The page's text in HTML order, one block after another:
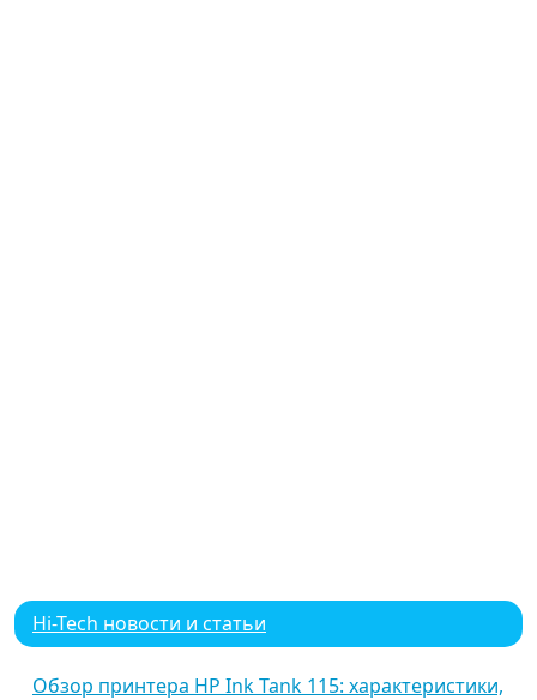
Hi-Tech новости и статьи
Обзор принтера HP Ink Tank 115: характеристики,